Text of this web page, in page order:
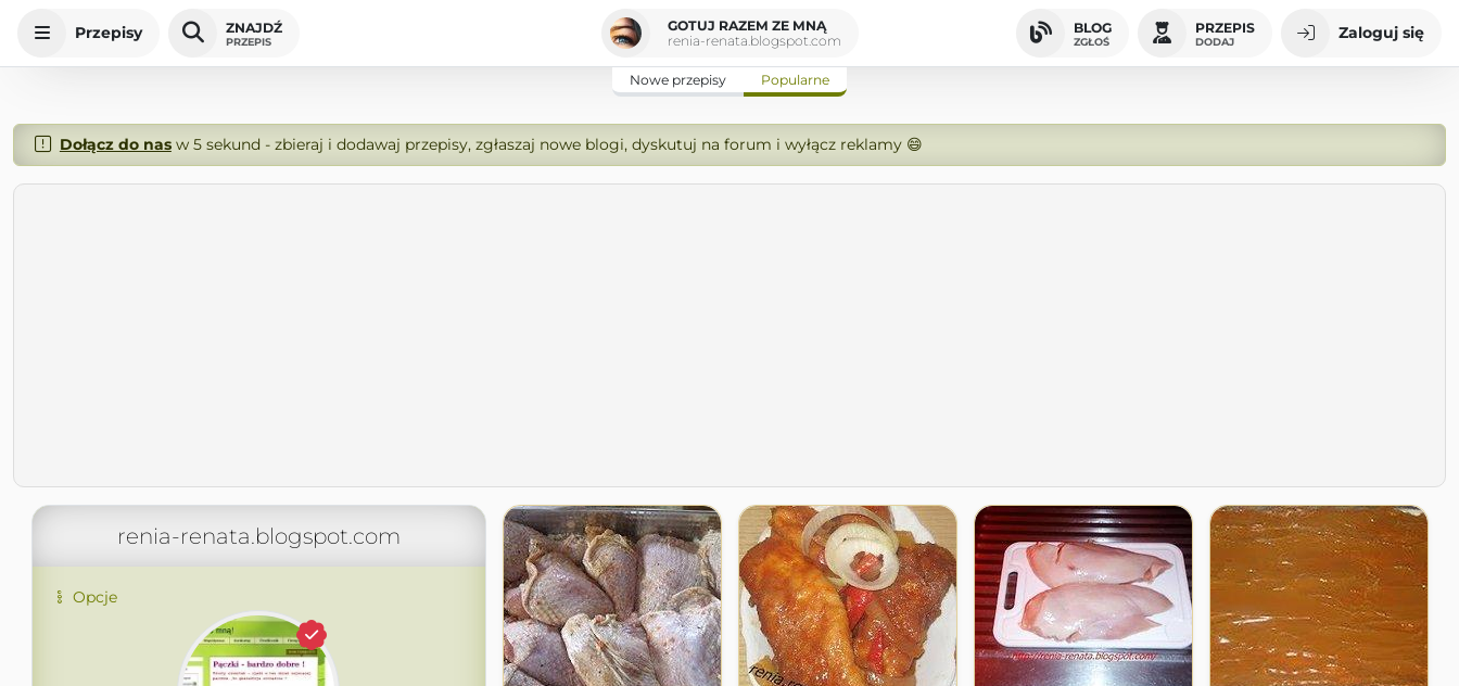
Przepisy ZNAJDŹ
PRZEPIS
GOTUJ RAZEM ZE MNĄ
renia-renata.blogspot.com
BLOG
ZGŁOŚ
PRZEPIS
DODAJ Zaloguj się
Nowe przepisy Popularne
Dołącz do nasw 5 sekund - zbieraj i dodawaj przepisy, zgłaszaj nowe blogi, dyskutuj na forum i wyłącz reklamy 😄
renia-renata.blogspot.com
Opcje